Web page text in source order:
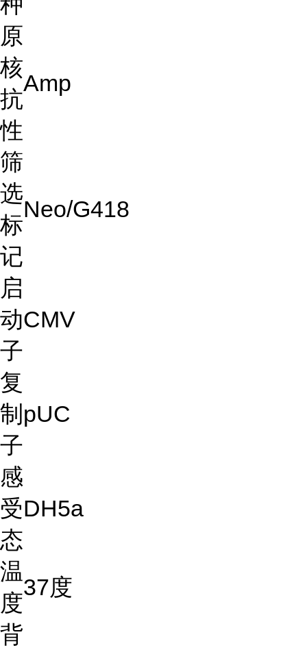
原
核
抗
性
Amp
筛
选
标
记
Neo/G418
启
动
子
CMV
复
制
子
pUC
感
受
态
DH5a
温
度
37度
背